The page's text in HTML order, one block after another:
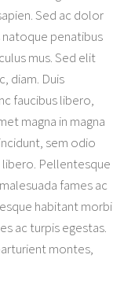
Sed ac dolor
natoque penatibus
mus. Sed elit
diam. Duis
faucibus libero,
magna in magna
sem odio
Pellentesque
fames ac
habitant morbi
ac turpis egestas.
montes,